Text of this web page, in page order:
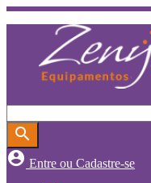
search
account_circle Entre ou Cadastre-se